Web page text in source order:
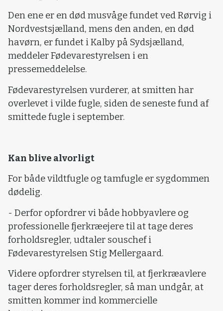
Den ene er en død musvåge fundet ved Rørvig i
Nordvestsjælland, mens den anden, en død
havørn, er fundet i Kalby på Sydsjælland,
meddeler Fødevarestyrelsen i en
pressemeddelelse.
Fødevarestyrelsen vurderer, at smitten har
overlevet i vilde fugle, siden de seneste fund af
smittede fugle i september.
Kan blive alvorligt
For både vildtfugle og tamfugle er sygdommen
dødelig.
- Derfor opfordrer vi både hobbyavlere og
professionelle fjerkræejere til at tage deres
forholdsregler, udtaler souschef i
Fødevarestyrelsen Stig Mellergaard.
Videre opfordrer styrelsen til, at fjerkræavlere
tager deres forholdsregler, så man undgår, at
smitten kommer ind kommercielle